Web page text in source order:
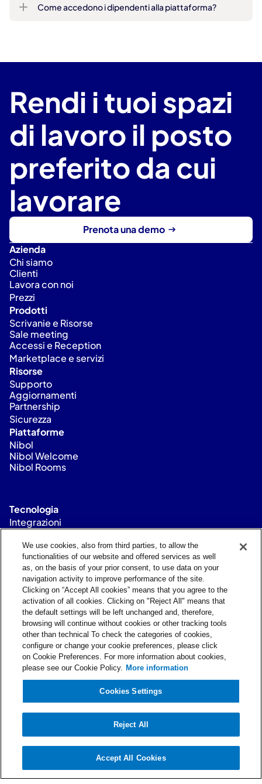
Come accedono i dipendenti alla piattaforma?
Rendi i tuoi spazi
di lavoro il posto
preferito da cui
lavorare
Prenota una demo
Azienda
Chi siamo
Clienti
Lavora con noi
Prezzi
Prodotti
Scrivanie e Risorse
Sale meeting
Accessi e Reception
Marketplace e servizi
Risorse
Supporto
Aggiornamenti
Partnership
Sicurezza
Piattaforme
Nibol
Nibol Welcome
Nibol Rooms
Tecnologia
Integrazioni
Stato
Contatti
nibol.support@teamsystem.com
Molto buono
Parte del gruppo
Nibol è un marchio registrato in UE, UK e USA, di
proprietà esclusiva di Nibol S.r.l.
Condizioni generali
Cookie e Privacy Policy
DPA
Select Language
Italian
We use cookies, also from third parties, to allow the
functionalities of our website and offered services as well
as, on the basis of your prior consent, to use data on your
navigation activity to improve performance of the site.
Clicking on “Accept All cookies” means that you agree to the
activation of all cookies. Clicking on "Reject All" means that
the default settings will be left unchanged and, therefore,
browsing will continue without cookies or other tracking tools
other than technical To check the categories of cookies,
configure or change your cookie preferences, please click
on Cookie Preferences. For more information about cookies,
please see our Cookie Policy. More information
Cookies Settings
Reject All
Accept All Cookies